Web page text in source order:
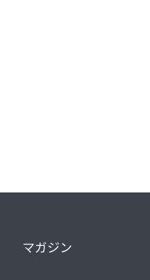
マガジン